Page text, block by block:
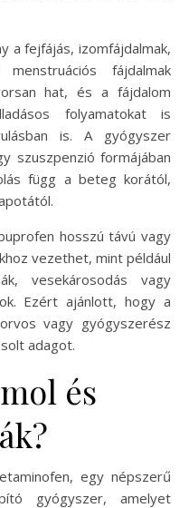
a fejfájás, izomfájdalmak,
fájdalmak
hat, és a fájdalom
folyamatokat is
is. A gyógyszer
szuszpenzió formájában
függ a beteg korától,
hosszú távú vagy
vezethet, mint például
vesekárosodás vagy
Ezért ajánlott, hogy a
vagy gyógyszerész
adagot.
és
egy népszerű
gyógyszer, amelyet